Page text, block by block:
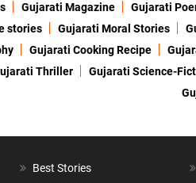
Gujarati Magazine Gujarati
stories
Gujarati Moral Stories
Gujarati Cooking Recipe
Thriller Gujarati Science-
Best Stories